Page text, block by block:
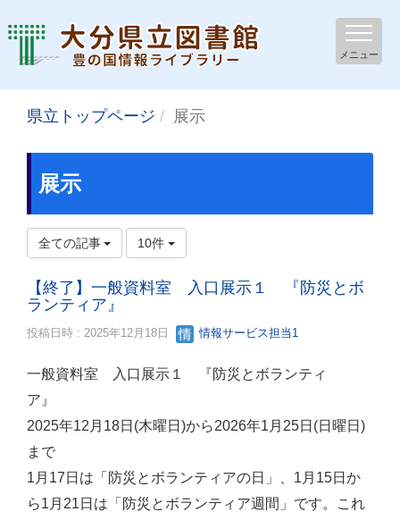
メニュー
県立トップページ 展示
展示
全ての記事 10件
【終了】一般資料室 入口展示１ 『防災とボ
ランティア』
投稿日時 : 2025年12月18日 情報サービス担当1
一般資料室 入口展示１ 『防災とボランティ
ア』
2025年12月18日(木曜日)から2026年1月25日(日曜日)
まで
1月17日は「防災とボランティアの日」、1月15日か
ら1月21日は「防災とボランティア週間」です。これ